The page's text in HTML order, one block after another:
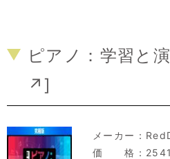
ピアノ：学習と
↗]
メーカー：
価 格：